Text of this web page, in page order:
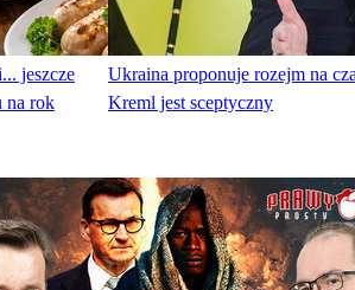
jeszcze
na rok
Ukraina proponuje rozejm na
Kreml jest sceptyczny